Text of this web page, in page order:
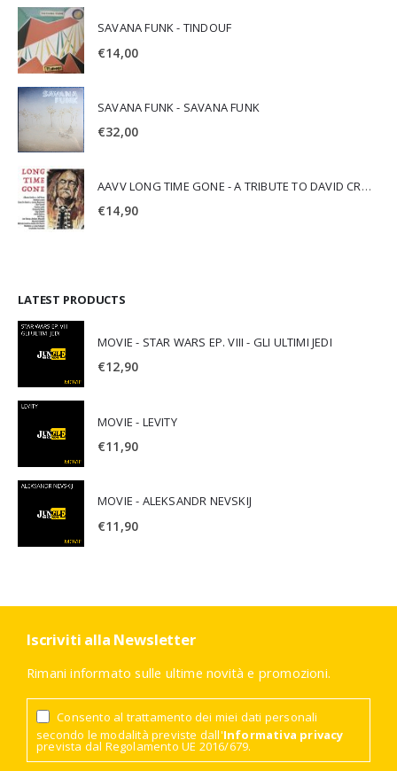
SAVANA FUNK - TINDOUF
€14,00
SAVANA FUNK - SAVANA FUNK
€32,00
AAVV LONG TIME GONE - A TRIBUTE TO DAVID CROSBY
€14,90
LATEST PRODUCTS
MOVIE - STAR WARS EP. VIII - GLI ULTIMI JEDI
€12,90
MOVIE - LEVITY
€11,90
MOVIE - ALEKSANDR NEVSKIJ
€11,90
Iscriviti alla Newsletter
Rimani informato sulle ultime novità e promozioni.
Consento al trattamento dei miei dati personali
secondo le modalità previste dall'Informativa privacy
prevista dal Regolamento UE 2016/679.